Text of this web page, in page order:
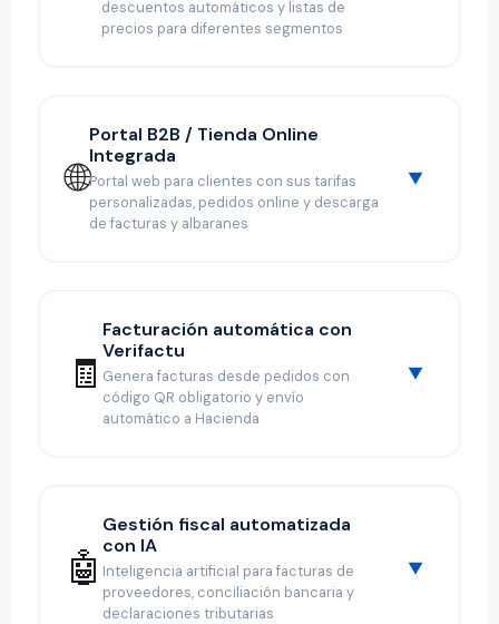
descuentos automáticos y listas de
precios para diferentes segmentos
🌐
Portal B2B / Tienda Online
Integrada
Portal web para clientes con sus tarifas
personalizadas, pedidos online y descarga
de facturas y albaranes
🧾
Facturación automática con
Verifactu
Genera facturas desde pedidos con
código QR obligatorio y envío
automático a Hacienda
🤖
Gestión fiscal automatizada
con IA
Inteligencia artificial para facturas de
proveedores, conciliación bancaria y
declaraciones tributarias